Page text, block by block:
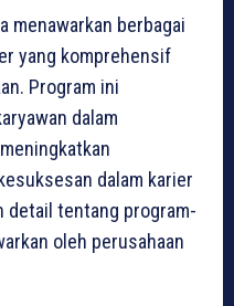
menawarkan berbagai
yang komprehensif
Program ini
dalam
dalam karier
detail tentang program-
oleh perusahaan